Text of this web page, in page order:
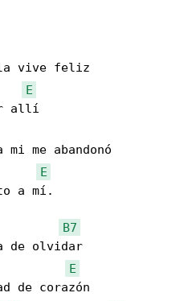
vive feliz
E
allí
me abandonó
E
a mí.
B7
de olvidar
E
de corazón